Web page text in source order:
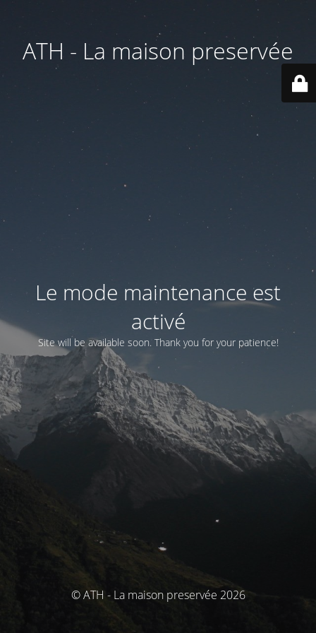
ATH - La maison preservée
Le mode maintenance est
activé
Site will be available soon. Thank you for your patience!
© ATH - La maison preservée 2026